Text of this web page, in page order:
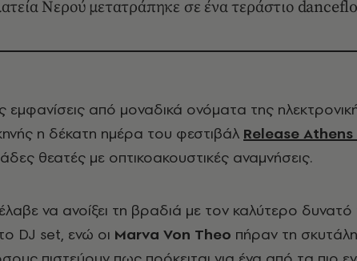
Νερού μετατράπηκε σε ένα τεράστιο
εμφανίσεις από μοναδικά ονόματα της
η δέκατη ημέρα του φεστιβάλ Release
θεατές με οπτικοακουστικές αναμνήσεις.
να ανοίξει τη βραδιά με τον καλύτερο
DJ set, ενώ οι Marva Von Theo πήραν τη σκυτάλη